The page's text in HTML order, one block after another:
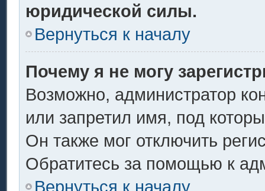
юридической силы.
Вернуться к началу
Почему я не могу
Возможно, администратор
или запретил имя, под
Он также мог отключить
Обратитесь за помощью к
Вернуться к началу